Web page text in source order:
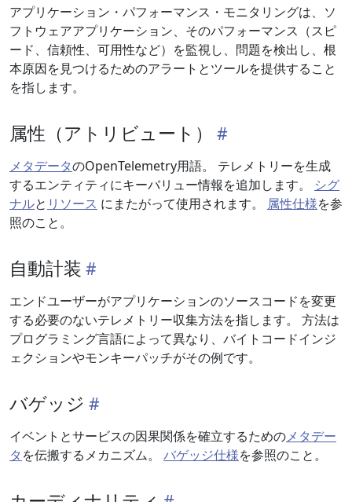
アプリケーション・パフォーマンス・モニタリングは、ソ
フトウェアアプリケーション、そのパフォーマンス（スピ
ード、信頼性、可用性など）を監視し、問題を検出し、根
本原因を見つけるためのアラートとツールを提供すること
を指します。
属性（アトリビュート）
メタデータのOpenTelemetry用語。 テレメトリーを生成
するエンティティにキーバリュー情報を追加します。 シグ
ナルと リソース にまたがって使用されます。 属性仕様を参
照のこと。
自動計装
エンドユーザーがアプリケーションのソースコードを変更
する必要のないテレメトリー収集方法を指します。 方法は
プログラミング言語によって異なり、バイトコードインジ
ェクションやモンキーパッチがその例です。
バゲッジ
イベントとサービスの因果関係を確立するためのメタデー
タ を伝搬するメカニズム。 バゲッジ仕様を参照のこと。